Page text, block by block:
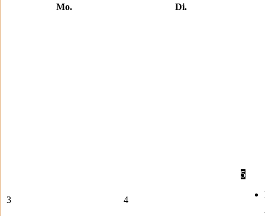
Mo. Di.
3 4
5